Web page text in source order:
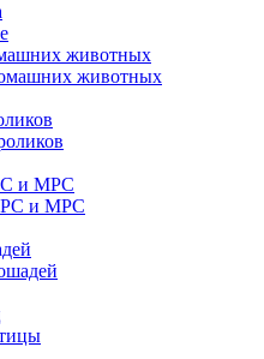
животных
животных
и МРС
и МРС